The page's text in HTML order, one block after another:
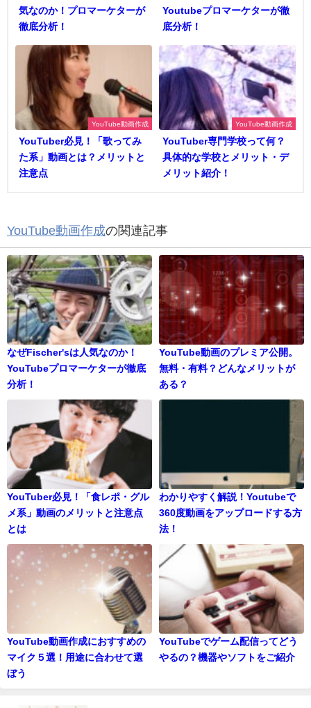
気なのか！プロマーケターが
徹底分析！
Youtubeプロマーケターが徹
底分析！
YouTube動画作成
YouTuber必見！「歌ってみ
た系」動画とは？メリットと
注意点
YouTube動画作成
YouTuber専門学校って何？
具体的な学校とメリット・デ
メリット紹介！
YouTube動画作成の関連記事
なぜFischer'sは人気なのか！
YouTubeプロマーケターが徹底
分析！
YouTube動画のプレミア公開。
無料・有料？どんなメリットが
ある？
YouTuber必見！「食レポ・グル
メ系」動画のメリットと注意点
とは
わかりやすく解説！Youtubeで
360度動画をアップロードする方
法！
YouTube動画作成におすすめの
マイク５選！用途に合わせて選
ぼう
YouTubeでゲーム配信ってどう
やるの？機器やソフトをご紹介